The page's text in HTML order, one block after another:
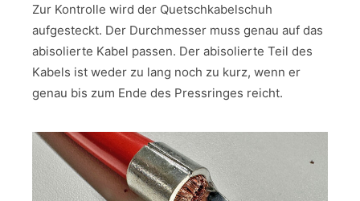
Zur Kontrolle wird der Quetschkabelschuh
aufgesteckt. Der Durchmesser muss genau auf das
abisolierte Kabel passen. Der abisolierte Teil des
Kabels ist weder zu lang noch zu kurz, wenn er
genau bis zum Ende des Pressringes reicht.